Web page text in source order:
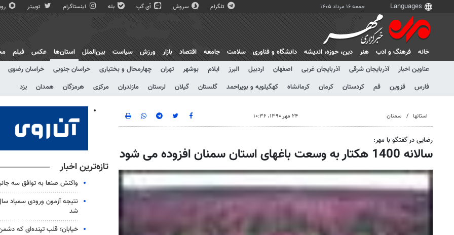
جمعه ۱۶ مرداد ۱۴۰۵ تلگرام سروش آی گپ بله اینستاگرام توییتر
خانه فرهنگ و ادب هنر دين، حوزه، انديشه دانشگاه و فناوری سلامت جامعه اقتصاد بازار ورزش سیاست بین‌الملل
استان‌ها
عناوین اخبار
آذربایجان شرقی آذربایجان غربی اصفهان اردبیل البرز ایلام بوشهر تهران چهارمحال و بختیاری خراسان جنوبی خراسان رضوی
فارس
قزوین قم کردستان کرمان کرمانشاه کهگیلویه و بویراحمد گلستان گیلان لرستان مازندران مرکزی هرمزگان همدان یزد
عکس فیلم
استانها سمنان ۲۴ مهر ۱۳۹۰، ۱۰:۳۶
رضایی در گفتگو با مهر:
سالانه 1400 هکتار به وسعت باغهای استان سمنان افزوده می شود
تازه‌ترین اخبار
واکنش صنعا به توافق سه
شد
خیابان؛ قلب تپنده‌ای که